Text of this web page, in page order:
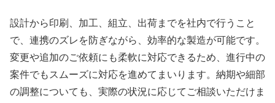
設計から印刷、加工、組立、出荷までを社内で行うこと
で、連携のズレを防ぎながら、効率的な製造が可能です。
変更や追加のご依頼にも柔軟に対応できるため、進行中の
案件でもスムーズに対応を進めてまいります。納期や細部
の調整についても、実際の状況に応じてご相談いただけま